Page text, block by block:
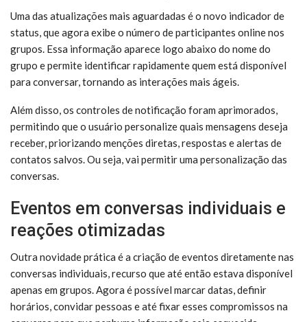
Uma das atualizações mais aguardadas é o novo indicador de
status, que agora exibe o número de participantes online nos
grupos. Essa informação aparece logo abaixo do nome do
grupo e permite identificar rapidamente quem está disponível
para conversar, tornando as interações mais ágeis.
Além disso, os controles de notificação foram aprimorados,
permitindo que o usuário personalize quais mensagens deseja
receber, priorizando menções diretas, respostas e alertas de
contatos salvos. Ou seja, vai permitir uma personalização das
conversas.
Eventos em conversas individuais e
reações otimizadas
Outra novidade prática é a criação de eventos diretamente nas
conversas individuais, recurso que até então estava disponível
apenas em grupos. Agora é possível marcar datas, definir
horários, convidar pessoas e até fixar esses compromissos na